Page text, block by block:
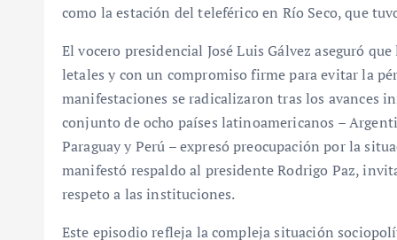
como la estación del teleférico en Río Seco, que
El vocero presidencial José Luis Gálvez aseguró
letales y con un compromiso firme para evitar la
manifestaciones se radicalizaron tras los avances
conjunto de ocho países latinoamericanos –
Paraguay y Perú – expresó preocupación por la
manifestó respaldo al presidente Rodrigo Paz,
respeto a las instituciones.
Este episodio refleja la compleja situación